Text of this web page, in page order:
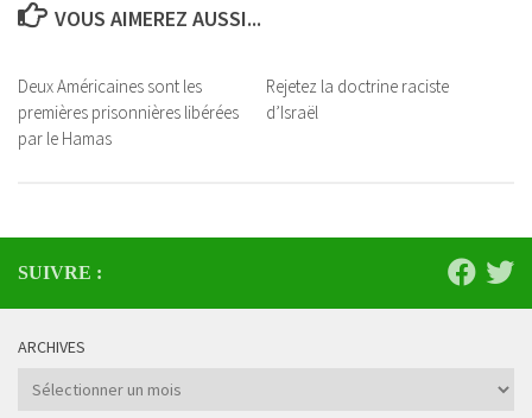
VOUS AIMEREZ AUSSI...
Deux Américaines sont les
premières prisonnières libérées
par le Hamas
Rejetez la doctrine raciste
d’Israël
SUIVRE :
ARCHIVES
Archives